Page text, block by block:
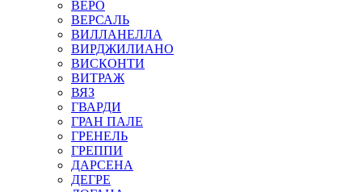
ВЕРО
ВЕРСАЛЬ
ВИЛЛАНЕЛЛА
ВИРДЖИЛИАНО
ВИСКОНТИ
ВИТРАЖ
ВЯЗ
ГВАРДИ
ГРАН ПАЛЕ
ГРЕНЕЛЬ
ГРЕППИ
ДАРСЕНА
ДЕГРЕ